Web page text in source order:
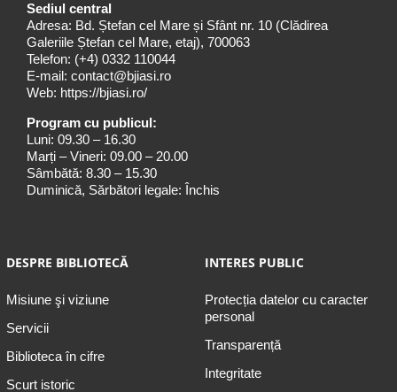
Sediul central
Adresa: Bd. Ștefan cel Mare și Sfânt nr. 10 (Clădirea
Galeriile Ștefan cel Mare, etaj), 700063
Telefon: (+4) 0332 110044
E-mail: contact@bjiasi.ro
Web: https://bjiasi.ro/
Program cu publicul:
Luni: 09.30 – 16.30
Marți – Vineri: 09.00 – 20.00
Sâmbătă: 8.30 – 15.30
Duminică, Sărbători legale: Închis
DESPRE BIBLIOTECĂ
Misiune şi viziune
Servicii
Biblioteca în cifre
Scurt istoric
INTERES PUBLIC
Protecția datelor cu caracter
personal
Transparență
Integritate